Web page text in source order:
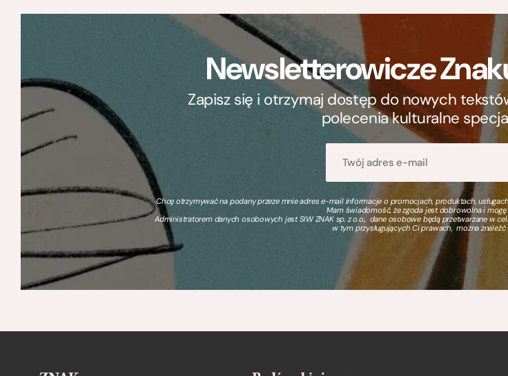
Newsletterowicze
Zapisz się i otrzymaj dostęp do nowych
polecenia kulturalne
Chcę otrzymywać na podany przeze mnie adres e-mail informacje o promocjach, produktach,
Mam świadomość, że zgoda jest dobrowolna i
Administratorem danych osobowych jest SIW ZNAK sp. z o.o., dane osobowe będą przetwarzane w
w tym przysługujących Ci prawach, można znaleźć